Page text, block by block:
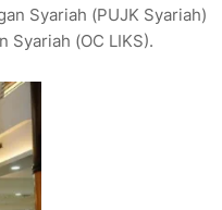
Syariah (PUJK Syariah)
Syariah (OC LIKS).